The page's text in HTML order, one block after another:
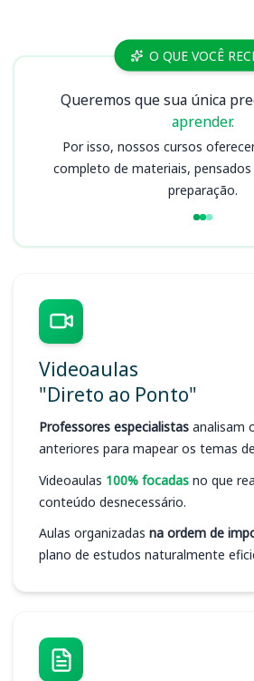
Cursos O QUE VOCÊ
Queremos que sua única
aprender.
Por isso, nossos cursos
completo de materiais,
preparação.
Videoaulas
"Direto ao Ponto"
Professores especialistas analisam
anteriores para mapear os temas
Videoaulas 100% focadas no que
conteúdo desnecessário.
Aulas organizadas na ordem de
plano de estudos naturalmente